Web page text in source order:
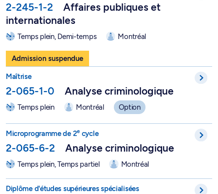
2-245-1-2
Affaires publiques et
internationales
Temps plein, Demi-temps Montréal
Admission suspendue
Analyse criminologique - 2-065-1-0
Maîtrise
2-065-1-0 Analyse criminologique
Temps plein Montréal Option
e cycle en analyse criminologique - 2-
Microprogramme de 2e cycle
2-065-6-2 Analyse criminologique
Temps plein, Temps partiel Montréal
DESS en analyses environnementales et industrielles - 2-060-
Diplôme d'études supérieures spécialisées